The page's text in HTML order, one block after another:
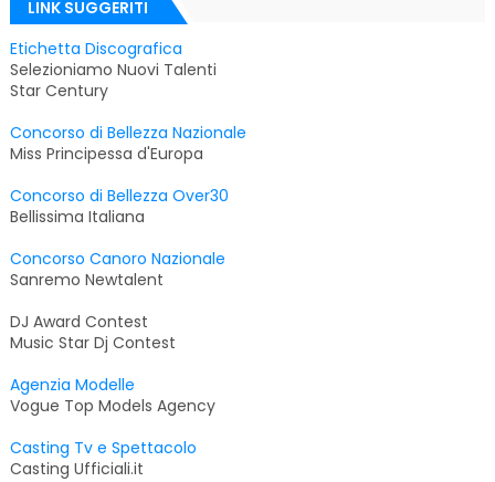
LINK SUGGERITI
Etichetta Discografica
Selezioniamo Nuovi Talenti
Star Century
Concorso di Bellezza Nazionale
Miss Principessa d'Europa
Concorso di Bellezza Over30
Bellissima Italiana
Concorso Canoro Nazionale
Sanremo Newtalent
DJ Award Contest
Music Star Dj Contest
Agenzia Modelle
Vogue Top Models Agency
Casting Tv e Spettacolo
Casting Ufficiali.it